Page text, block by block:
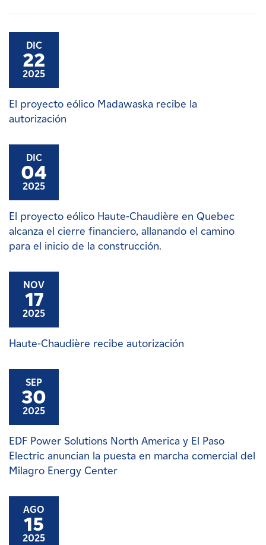
DIC
22
2025
El proyecto eólico Madawaska recibe la
autorización
DIC
04
2025
El proyecto eólico Haute-Chaudière en Quebec
alcanza el cierre financiero, allanando el camino
para el inicio de la construcción.
NOV
17
2025
Haute-Chaudière recibe autorización
SEP
30
2025
EDF Power Solutions North America y El Paso
Electric anuncian la puesta en marcha comercial del
Milagro Energy Center
AGO
15
2025